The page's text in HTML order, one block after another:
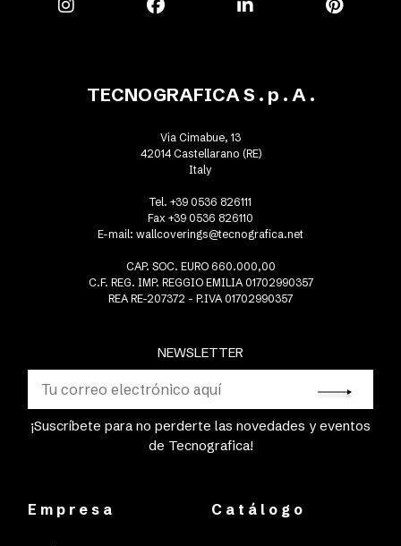
NEWSLETTER
¡Suscríbete para no perderte las novedades y eventos
de Tecnografica!
TECNOGRAFICA S . p . A .
Via Cimabue, 13
42014 Castellarano (RE)
Italy
Tel. +39 0536 826111
Fax +39 0536 826110
E-mail: wallcoverings@tecnografica.net
CAP. SOC. EURO 660.000,00
C.F. REG. IMP. REGGIO EMILIA 01702990357
REA RE-207372 - P.IVA 01702990357
Empresa Catálogo